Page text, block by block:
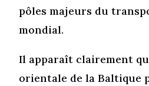
pôles majeurs du
mondial.
Il apparaît clairement
orientale de la Baltique